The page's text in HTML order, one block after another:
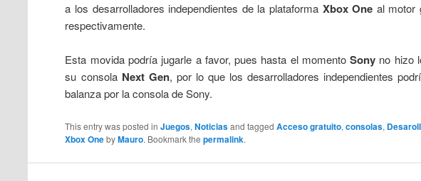
a los desarrolladores independientes de la plataforma Xbox One al motor
respectivamente.
Esta movida podría jugarle a favor, pues hasta el momentoSony no hizo
su consola Next Gen, por lo que los desarrolladores independientes
balanza por la consola de Sony.
This entry was posted inJuegos,Noticiasand taggedAcceso gratuito,consolas,
Xbox OnebyMauro. Bookmark thepermalink.